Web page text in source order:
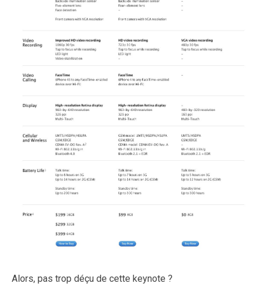
Alors, pas trop déçu de cette keynote ?